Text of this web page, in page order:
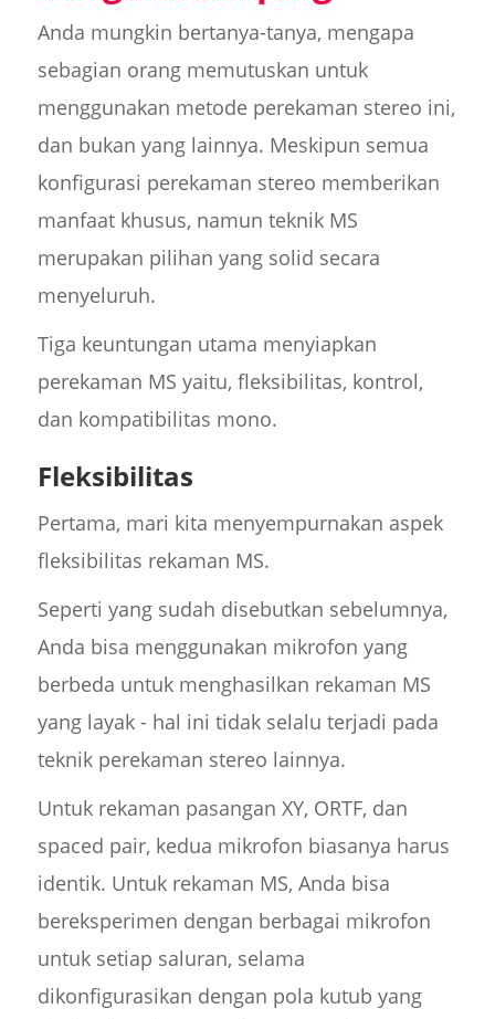
Anda mungkin bertanya-tanya, mengapa
sebagian orang memutuskan untuk
menggunakan metode perekaman stereo ini,
dan bukan yang lainnya. Meskipun semua
konfigurasi perekaman stereo memberikan
manfaat khusus, namun teknik MS
merupakan pilihan yang solid secara
menyeluruh.
Tiga keuntungan utama menyiapkan
perekaman MS yaitu, fleksibilitas, kontrol,
dan kompatibilitas mono.
Fleksibilitas
Pertama, mari kita menyempurnakan aspek
fleksibilitas rekaman MS.
Seperti yang sudah disebutkan sebelumnya,
Anda bisa menggunakan mikrofon yang
berbeda untuk menghasilkan rekaman MS
yang layak - hal ini tidak selalu terjadi pada
teknik perekaman stereo lainnya.
Untuk rekaman pasangan XY, ORTF, dan
spaced pair, kedua mikrofon biasanya harus
identik. Untuk rekaman MS, Anda bisa
bereksperimen dengan berbagai mikrofon
untuk setiap saluran, selama
dikonfigurasikan dengan pola kutub yang